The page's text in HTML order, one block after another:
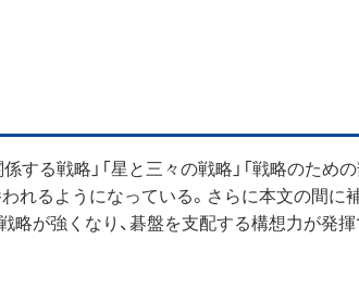
係する戦略」「星と三々の戦略」「戦略のた
れるようになっている。さらに本文の間に
略が強くなり、碁盤を支配する構想力が発